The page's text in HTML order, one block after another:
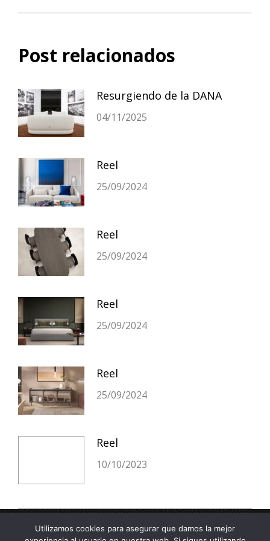
Post relacionados
Resurgiendo de la DANA
04/11/2025
Reel
25/09/2024
Reel
25/09/2024
Reel
25/09/2024
Reel
25/09/2024
Reel
10/10/2023
Utilizamos cookies para asegurar que damos la mejor